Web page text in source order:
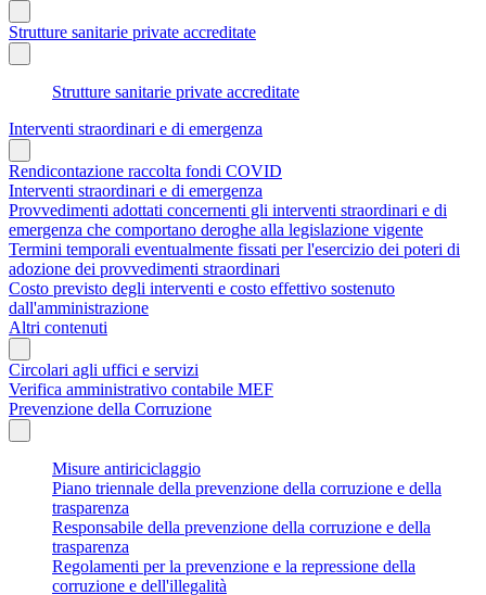
Strutture sanitarie private accreditate
Strutture sanitarie private accreditate
Interventi straordinari e di emergenza
Rendicontazione raccolta fondi COVID
Interventi straordinari e di emergenza
Provvedimenti adottati concernenti gli interventi straordinari e di
emergenza che comportano deroghe alla legislazione vigente
Termini temporali eventualmente fissati per l'esercizio dei poteri di
adozione dei provvedimenti straordinari
Costo previsto degli interventi e costo effettivo sostenuto
dall'amministrazione
Altri contenuti
Circolari agli uffici e servizi
Verifica amministrativo contabile MEF
Prevenzione della Corruzione
Misure antiriciclaggio
Piano triennale della prevenzione della corruzione e della
trasparenza
Responsabile della prevenzione della corruzione e della
trasparenza
Regolamenti per la prevenzione e la repressione della
corruzione e dell'illegalità